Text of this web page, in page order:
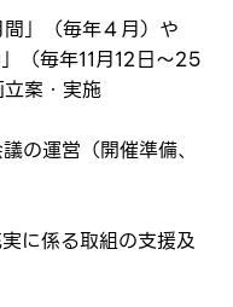
をみて
て
です
」（毎年４月）や
（毎年11月12日～25
案・実施
の運営（開催準備、
に係る取組の支援及